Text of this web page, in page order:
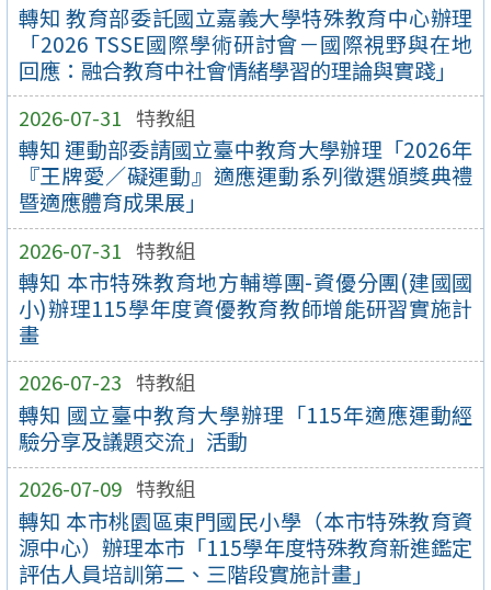
轉知 教育部委託國立嘉義大學特殊教育中心辦理
「2026 TSSE國際學術研討會－國際視野與在地
回應：融合教育中社會情緒學習的理論與實踐」
2026-07-31 特教組
轉知 運動部委請國立臺中教育大學辦理「2026年
『王牌愛／礙運動』適應運動系列徵選頒獎典禮
暨適應體育成果展」
2026-07-31 特教組
轉知 本市特殊教育地方輔導團-資優分團(建國國
小)辦理115學年度資優教育教師增能研習實施計
畫
2026-07-23 特教組
轉知 國立臺中教育大學辦理「115年適應運動經
驗分享及議題交流」活動
2026-07-09 特教組
轉知 本市桃園區東門國民小學（本市特殊教育資
源中心）辦理本市「115學年度特殊教育新進鑑定
評估人員培訓第二、三階段實施計畫」